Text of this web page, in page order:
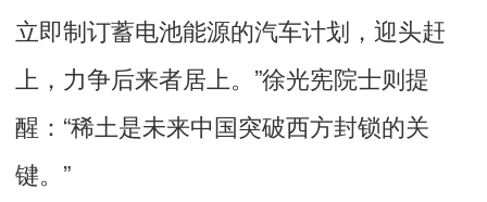
立即制订蓄电池能源的汽车计划，迎头赶
上，力争后来者居上。”徐光宪院士则提
醒：“稀土是未来中国突破西方封锁的关
键。”